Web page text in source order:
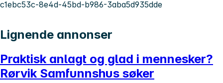
c1ebc53c-8e4d-45bd-b986-3aba5d935dde
Lignende annonser
Praktisk anlagt og glad i mennesker?
Rørvik Samfunnshus søker